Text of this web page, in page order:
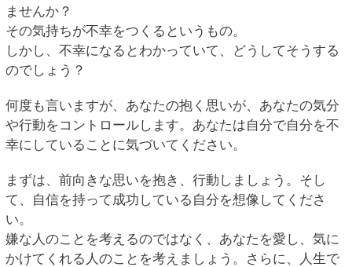
ませんか？
その気持ちが不幸をつくるというもの。
しかし、不幸になるとわかっていて、どうしてそうする
のでしょう？
何度も言いますが、あなたの抱く思いが、あなたの気分
や行動をコントロールします。あなたは自分で自分を不
幸にしていることに気づいてください。
まずは、前向きな思いを抱き、行動しましょう。そし
て、自信を持って成功している自分を想像してくださ
い。
嫌な人のことを考えるのではなく、あなたを愛し、気に
かけてくれる人のことを考えましょう。さらに、人生で